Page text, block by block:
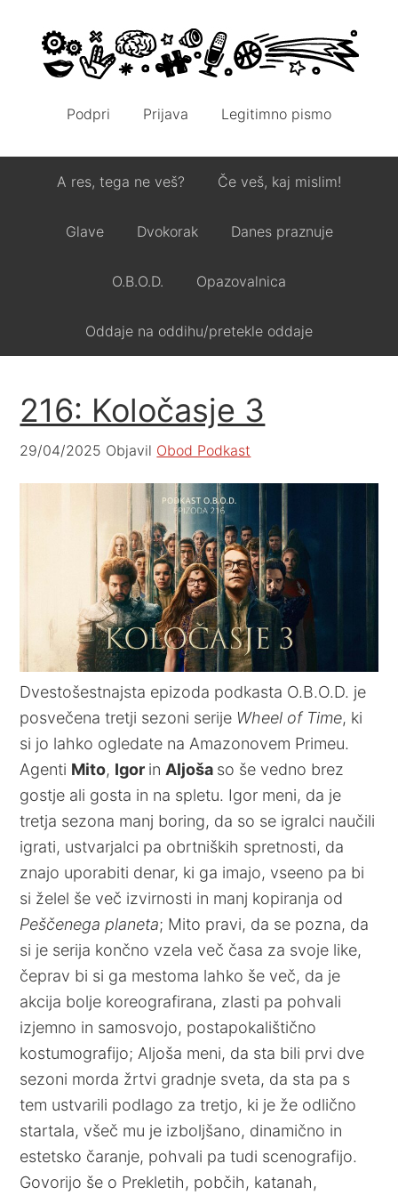
Podpri Prijava Legitimno pismo
A res, tega ne veš? Če veš, kaj mislim!
Glave Dvokorak Danes praznuje
O.B.O.D. Opazovalnica
Oddaje na oddihu/pretekle oddaje
216: Koločasje 3
29/04/2025 Objavil Obod Podkast
Dvestošestnajsta epizoda podkasta O.B.O.D. je
posvečena tretji sezoni serije Wheel of Time, ki
si jo lahko ogledate na Amazonovem Primeu.
Agenti Mito, Igor in Aljoša so še vedno brez
gostje ali gosta in na spletu. Igor meni, da je
tretja sezona manj boring, da so se igralci naučili
igrati, ustvarjalci pa obrtniških spretnosti, da
znajo uporabiti denar, ki ga imajo, vseeno pa bi
si želel še več izvirnosti in manj kopiranja od
Peščenega planeta; Mito pravi, da se pozna, da
si je serija končno vzela več časa za svoje like,
čeprav bi si ga mestoma lahko še več, da je
akcija bolje koreografirana, zlasti pa pohvali
izjemno in samosvojo, postapokalištično
kostumografijo; Aljoša meni, da sta bili prvi dve
sezoni morda žrtvi gradnje sveta, da sta pa s
tem ustvarili podlago za tretjo, ki je že odlično
startala, všeč mu je izboljšano, dinamično in
estetsko čaranje, pohvali pa tudi scenografijo.
Govorijo še o Prekletih, pobčih, katanah,